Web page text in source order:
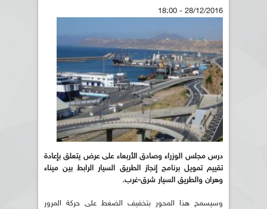
28/12/2016 - 18:00
درس مجلس الوزراء وصادق الأربعاء على عرض يتعلق بإعادة
تقييم تمويل برنامج إنجاز الطريق السيار الرابط بين ميناء
وهران والطريق السيار شرق-غرب.
وسيسمح هذا المحور بتخفيف الضغط على حركة المرور